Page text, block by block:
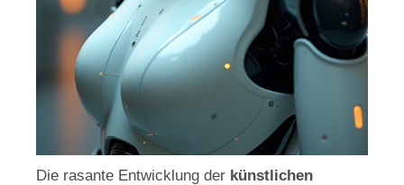
Die rasante Entwicklung der künstlichen